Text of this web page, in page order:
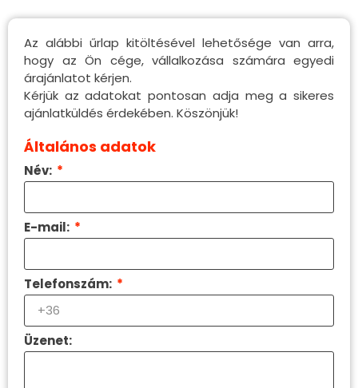
Az alábbi űrlap kitöltésével lehetősége van arra,
hogy az Ön cége, vállalkozása számára egyedi
árajánlatot kérjen.
Kérjük az adatokat pontosan adja meg a sikeres
ajánlatküldés érdekében. Köszönjük!
Általános adatok
Név:
E-mail:
Telefonszám:
Üzenet: